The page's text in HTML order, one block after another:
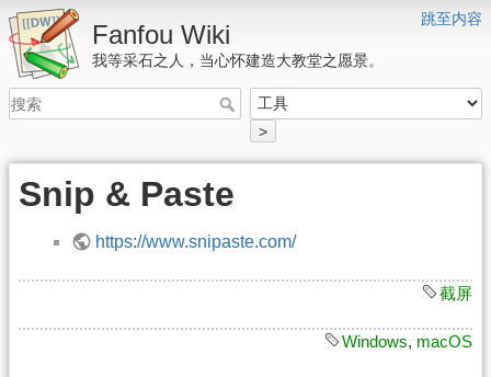
跳至内容
Fanfou Wiki
我等采石之人，当心怀建造大教堂之愿景。
>
Snip & Paste
https://www.snipaste.com/
截屏
Windows, macOS